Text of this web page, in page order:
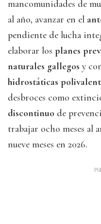
mancomunidades de
al año, avanzar en el
pendiente de lucha
elaborar los planes
naturales gallegos y
hidrostáticas
desbroces como
discontinuo de
trabajar ocho meses al
nueve meses en 2026.